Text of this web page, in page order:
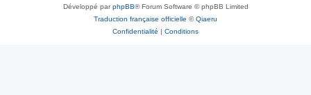
Développé parphpBB® Forum Software © phpBB Limited
Traduction française officielle ©Qiaeru
Confidentialité | Conditions